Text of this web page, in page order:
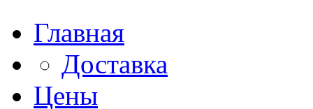
Главная
Доставка
Цены